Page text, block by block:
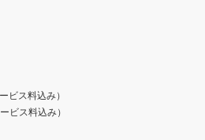
ビス料込み）
ビス料込み）